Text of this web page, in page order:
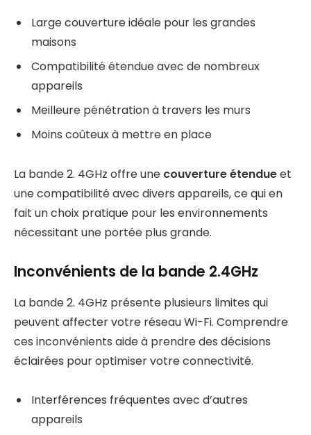
Large couverture idéale pour les grandes
maisons
Compatibilité étendue avec de nombreux
appareils
Meilleure pénétration à travers les murs
Moins coûteux à mettre en place
La bande 2. 4GHz offre une couverture étendueet
une compatibilité avec divers appareils, ce qui en
fait un choix pratique pour les environnements
nécessitant une portée plus grande.
Inconvénients de la bande 2.4GHz
La bande 2. 4GHz présente plusieurs limites qui
peuvent affecter votre réseau Wi-Fi. Comprendre
ces inconvénients aide à prendre des décisions
éclairées pour optimiser votre connectivité.
Interférences fréquentes avec d’autres
appareils